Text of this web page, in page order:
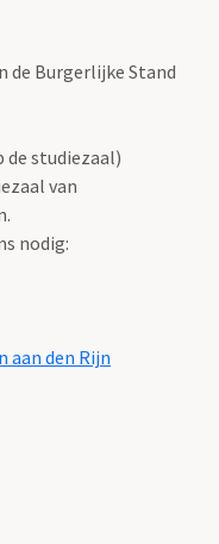
de Burgerlijke Stand
de studiezaal)
van
nodig:
aan den Rijn